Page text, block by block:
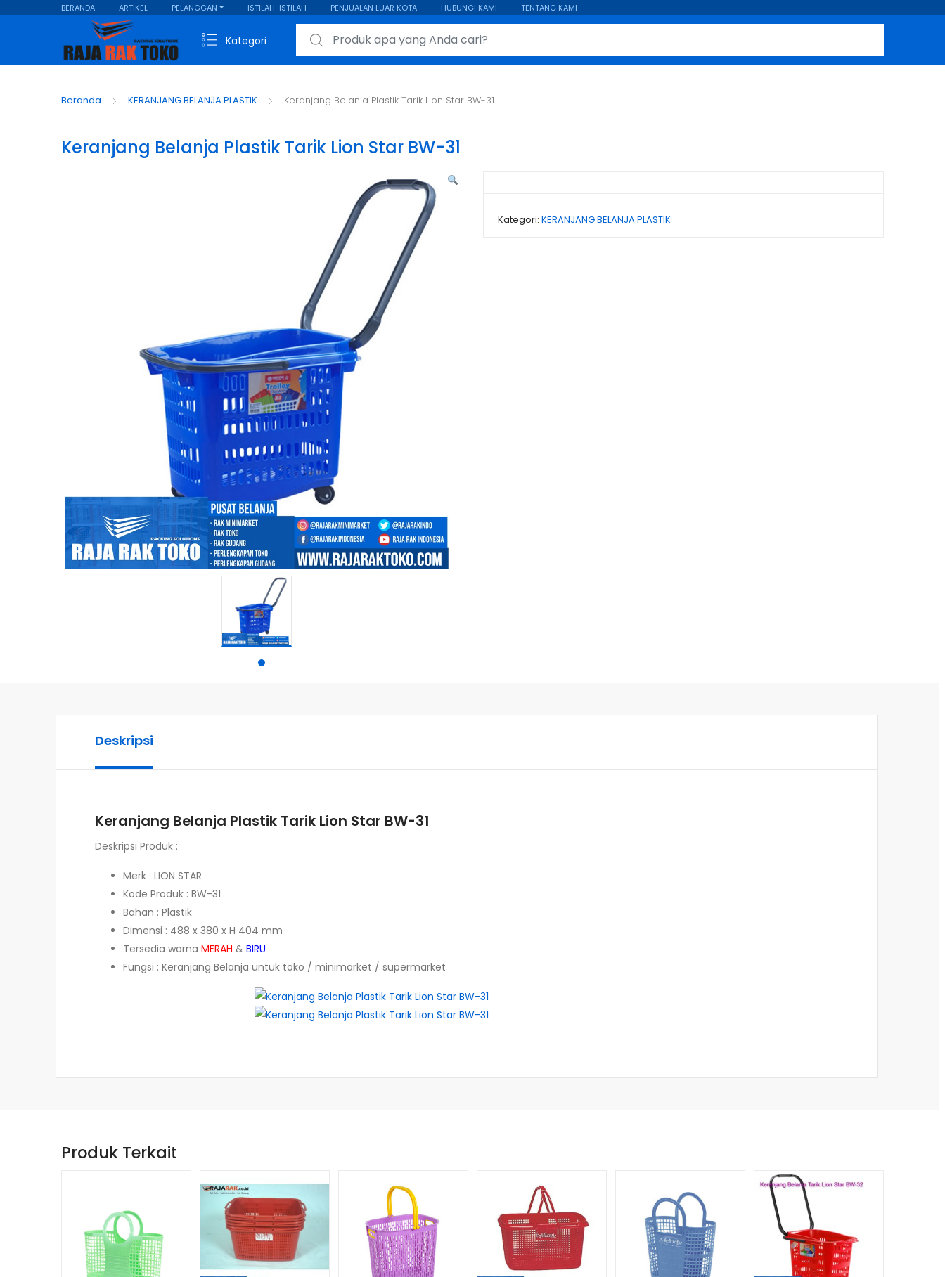
BERANDA ARTIKEL PELANGGAN ISTILAH-ISTILAH PENJUALAN LUAR KOTA HUBUNGI KAMI TENTANG KAMI
Kategori
Search for:
Beranda KERANJANG BELANJA PLASTIK Keranjang Belanja Plastik Tarik Lion Star BW-31
Keranjang Belanja Plastik Tarik Lion Star BW-31
Kategori: KERANJANG BELANJA PLASTIK
Deskripsi
Keranjang Belanja Plastik Tarik Lion Star BW-31
Deskripsi Produk :
Merk : LION STAR
Kode Produk : BW-31
Bahan : Plastik
Dimensi : 488 x 380 x H 404 mm
Tersedia warna MERAH & BIRU
Fungsi : Keranjang Belanja untuk toko / minimarket / supermarket
Produk Terkait